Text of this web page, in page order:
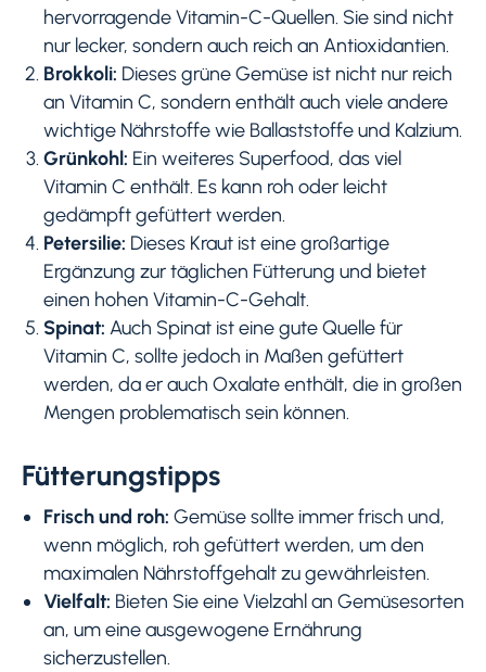
hervorragende Vitamin-C-Quellen. Sie sind nicht
nur lecker, sondern auch reich an Antioxidantien.
Brokkoli: Dieses grüne Gemüse ist nicht nur reich
an Vitamin C, sondern enthält auch viele andere
wichtige Nährstoffe wie Ballaststoffe und Kalzium.
Grünkohl: Ein weiteres Superfood, das viel
Vitamin C enthält. Es kann roh oder leicht
gedämpft gefüttert werden.
Petersilie: Dieses Kraut ist eine großartige
Ergänzung zur täglichen Fütterung und bietet
einen hohen Vitamin-C-Gehalt.
Spinat: Auch Spinat ist eine gute Quelle für
Vitamin C, sollte jedoch in Maßen gefüttert
werden, da er auch Oxalate enthält, die in großen
Mengen problematisch sein können.
Fütterungstipps
Frisch und roh: Gemüse sollte immer frisch und,
wenn möglich, roh gefüttert werden, um den
maximalen Nährstoffgehalt zu gewährleisten.
Vielfalt: Bieten Sie eine Vielzahl an Gemüsesorten
an, um eine ausgewogene Ernährung
sicherzustellen.